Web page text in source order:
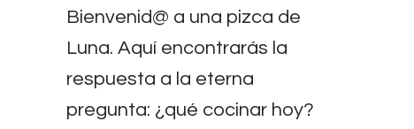
Bienvenid@ a una pizca de
Luna. Aquí encontrarás la
respuesta a la eterna
pregunta: ¿qué cocinar hoy?